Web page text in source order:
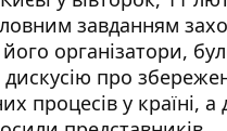
завданням
організатори,
дискусію про
процесів у країні, а